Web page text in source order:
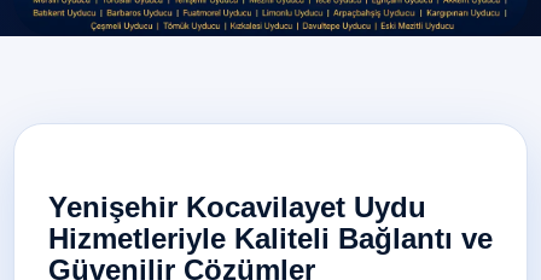
Yenişehir Kocavilayet Uydu
Hizmetleriyle Kaliteli Bağlantı ve
Güvenilir Çözümler